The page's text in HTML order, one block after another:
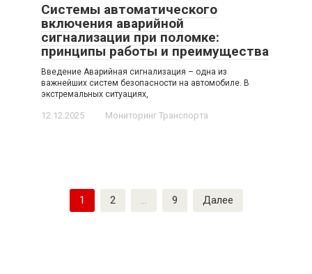
Системы автоматического
включения аварийной
сигнализации при поломке:
принципы работы и преимущества
Введение Аварийная сигнализация – одна из
важнейших систем безопасности на автомобиле. В
экстремальных ситуациях,
12.12.2025 Мониторинг Транспорта
1 2 … 9 Далее